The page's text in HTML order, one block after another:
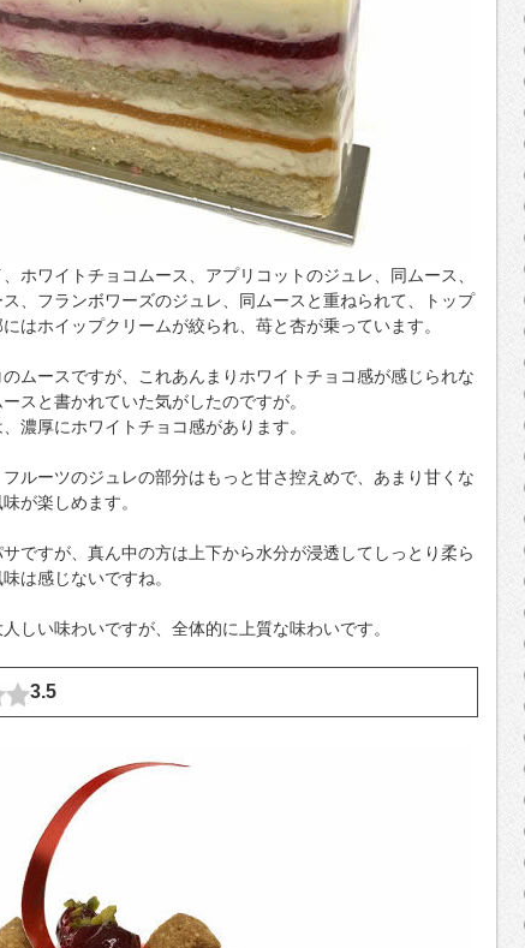
ホワイトチョコムース、アプリコットのジュレ、同ムース、
、フランボワーズのジュレ、同ムースと重ねられて、トップ
はホイップクリームが絞られ、苺と杏が乗っています。
ムースですが、これあんまりホワイトチョコ感が感じられな
スと書かれていた気がしたのですが。
濃厚にホワイトチョコ感があります。
ルーツのジュレの部分はもっと甘さ控えめで、あまり甘くな
が楽しめます。
ですが、真ん中の方は上下から水分が浸透してしっとり柔ら
は感じないですね。
しい味わいですが、全体的に上質な味わいです。
3.5